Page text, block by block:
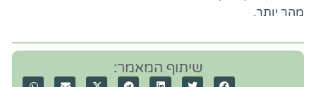
מהר יותר.
שיתוף המאמר: